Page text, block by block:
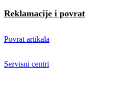
Reklamacije i povrat
Povrat artikala
Servisni centri